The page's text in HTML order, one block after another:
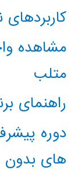
کاربردهای
مشاهده
متلب
راهنمای
دوره
های بدون